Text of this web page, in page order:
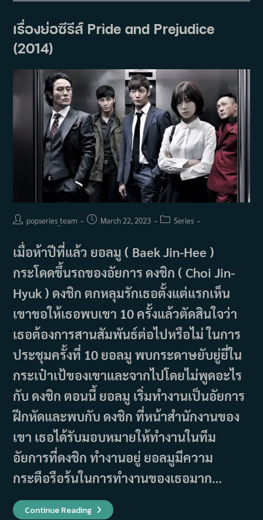
My
Destiny
เรื่องย่อซีรีส์ Pride and Prejudice
(2014)
Postpopseries_team
PostMarch 22, 2023
PostSeries
เมื่อห้าปีที่แล้ว ยอลมู ( Baek Jin-Hee )
กระโดดขึ้นรถของอัยการ ดงชิก ( Choi Jin-
Hyuk ) ดงชิก ตกหลุมรักเธอตั้งแต่แรกเห็น
เขาขอให้เธอพบเขา 10 ครั้งแล้วตัดสินใจว่า
เธอต้องการสานสัมพันธ์ต่อไปหรือไม่ ในการ
ประชุมครั้งที่ 10 ยอลมู พบกระดาษยับยู่ยี่ใน
กระเป๋าเป้ของเขาและจากไปโดยไม่พูดอะไร
กับ ดงชิก ตอนนี้ ยอลมู เริ่มทำงานเป็นอัยการ
ฝึกหัดและพบกับ ดงชิก ที่หน้าสำนักงานของ
เขา เธอได้รับมอบหมายให้ทำงานในทีม
อัยการที่ดงชิก ทำงานอยู่ ยอลมูมีความ
กระตือรือร้นในการทำงานของเธอมาก…
Continue Readingเรื่อง